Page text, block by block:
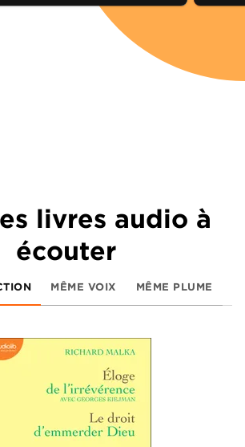
livres audio à
écouter
MÊME VOIX MÊME PLUME